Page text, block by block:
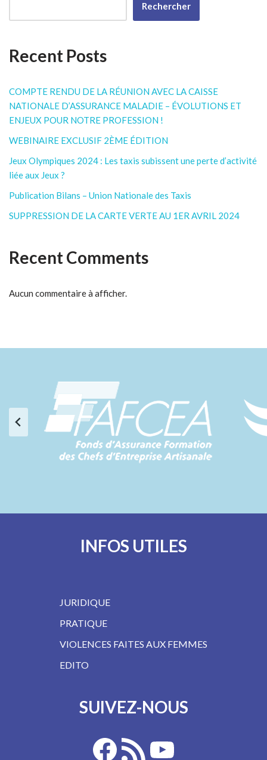
Rechercher
Recent Posts
COMPTE RENDU DE LA RÉUNION AVEC LA CAISSE
NATIONALE D’ASSURANCE MALADIE – ÉVOLUTIONS ET
ENJEUX POUR NOTRE PROFESSION !
WEBINAIRE EXCLUSIF 2ÈME ÉDITION
Jeux Olympiques 2024 : Les taxis subissent une perte d’activité
liée aux Jeux ?
Publication Bilans – Union Nationale des Taxis
SUPPRESSION DE LA CARTE VERTE AU 1ER AVRIL 2024
Recent Comments
Aucun commentaire à afficher.
INFOS UTILES
JURIDIQUE
PRATIQUE
VIOLENCES FAITES AUX FEMMES
EDITO
SUIVEZ-NOUS